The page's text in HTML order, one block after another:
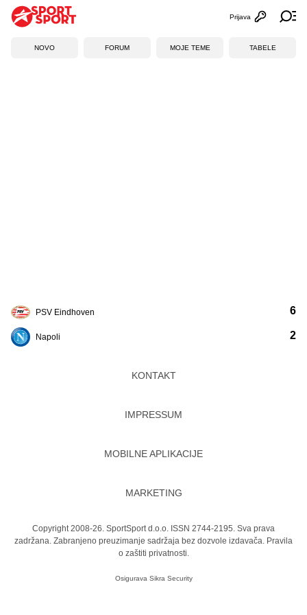
Otvori
Prijava
NOVO FORUM MOJE TEME TABELE
PSV Eindhoven
Napoli
6
2
KONTAKT
IMPRESSUM
MOBILNE APLIKACIJE
MARKETING
Copyright 2008-26. SportSport d.o.o. ISSN 2744-2195. Sva prava
zadržana. Zabranjeno preuzimanje sadržaja bez dozvole izdavača. Pravila
o zaštiti privatnosti.
Osigurava Sikra Security